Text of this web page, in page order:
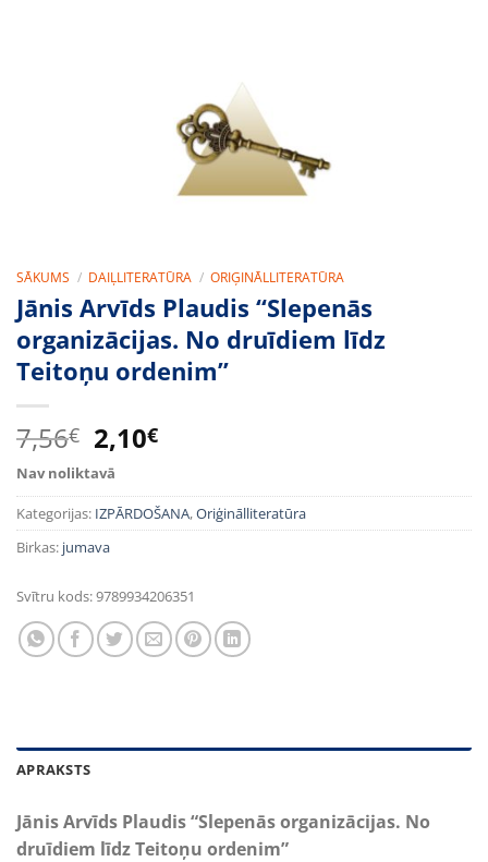
SĀKUMS / DAIĻLITERATŪRA / ORIĢINĀLLITERATŪRA
Jānis Arvīds Plaudis “Slepenās
organizācijas. No druīdiem līdz
Teitoņu ordenim”
7,56€ Original
price
was:
7,56€.
2,10€Current
is:
2,10€.
Nav noliktavā
Kategorijas: IZPĀRDOŠANA,Oriģinālliteratūra
Birkas: jumava
Svītru kods:9789934206351
APRAKSTS
Jānis Arvīds Plaudis “Slepenās organizācijas. No
druīdiem līdz Teitoņu ordenim”